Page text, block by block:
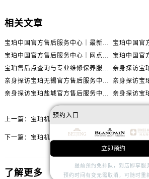
相关文章
宝珀中国官方售后服务中心｜最新热线电话与地址权威信息通知（2026年7月最新）
宝珀中国官方售后服务中心｜网点地址与24小时热线权威信息通知（2026年7月最新）
宝珀售后点查询与专业维修保养服务指南权威公示（2026年7月最新）
亲身探访宝珀无锡官方售后服务中心｜全部网点地址电话（2026年7月最新）
亲身探访宝珀盐城官方售后服务中心｜地址与联系电话（2026年7月最新）
上一篇： 宝珀机芯受损处理技巧深度解析
下一篇： 宝珀机芯生锈了解决方法
了解更多
预约入口
立即预约
提前预约免排队，到店即享服
预约时间有变无需取消，可随时重